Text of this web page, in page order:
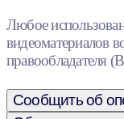
Любое
видеоматериалов
правообладателя
Сообщить об